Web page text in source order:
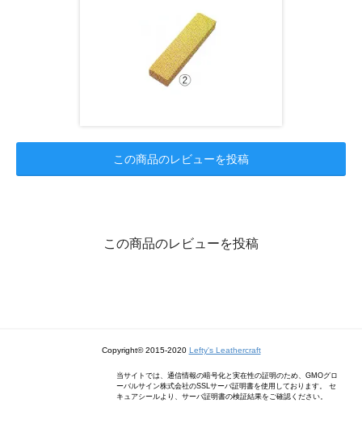
この商品のレビューを投稿
この商品のレビューを投稿
Copyright© 2015-2020 Lefty's Leathercraft
当サイトでは、通信情報の暗号化と実在性の証明のため、GMOグロ
ーバルサイン株式会社のSSLサーバ証明書を使用しております。 セ
キュアシールより、サーバ証明書の検証結果をご確認ください。